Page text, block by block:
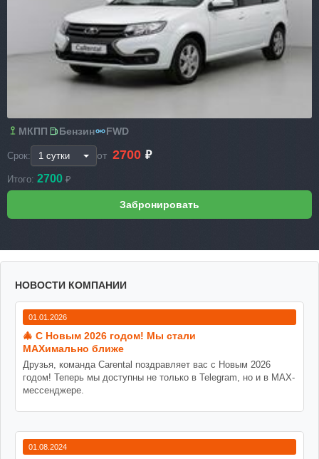
МКПП Бензин FWD
Срок: от 2700 ₽
Итого: 2700 ₽
НОВОСТИ КОМПАНИИ
01.01.2026
🎄 С Новым 2026 годом! Мы стали
MAXимально ближе
Друзья, команда Carental поздравляет вас с Новым 2026
годом! Теперь мы доступны не только в Telegram, но и в MAX-
мессенджере.
01.08.2024